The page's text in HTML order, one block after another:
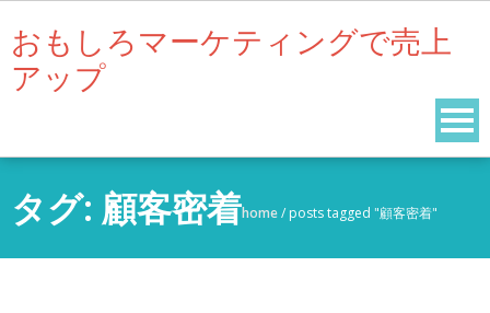
to
content
おもしろマーケティングで売上
アップ
タグ: 顧客密着home/ posts tagged "顧客密着"